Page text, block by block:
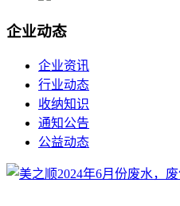
企业动态
企业资讯
行业动态
收纳知识
通知公告
公益动态